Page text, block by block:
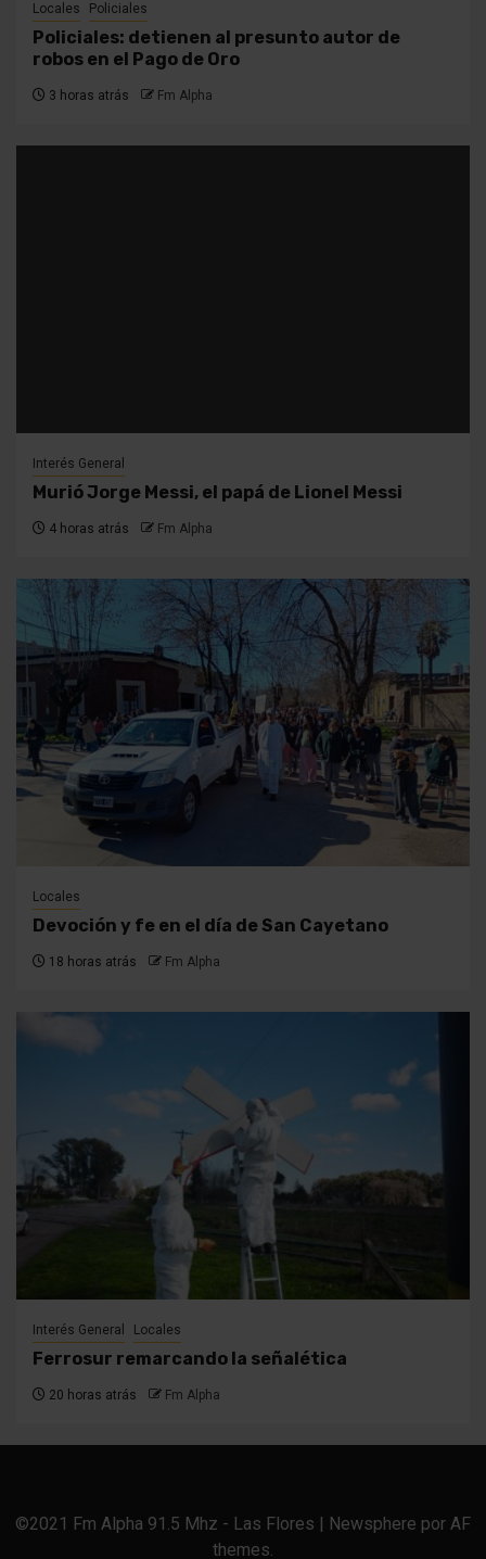
Locales Policiales
Policiales: detienen al presunto autor de
robos en el Pago de Oro
3 horas atrás Fm Alpha
Interés General
Murió Jorge Messi, el papá de Lionel Messi
4 horas atrás Fm Alpha
Locales
Devoción y fe en el día de San Cayetano
18 horas atrás Fm Alpha
Interés General Locales
Ferrosur remarcando la señalética
20 horas atrás Fm Alpha
©2021 Fm Alpha 91.5 Mhz - Las Flores Newsphere por AF
themes.